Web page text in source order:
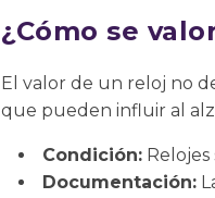
¿Cómo se
El valor de un reloj no
que pueden influir al
Condición:
Documentación: